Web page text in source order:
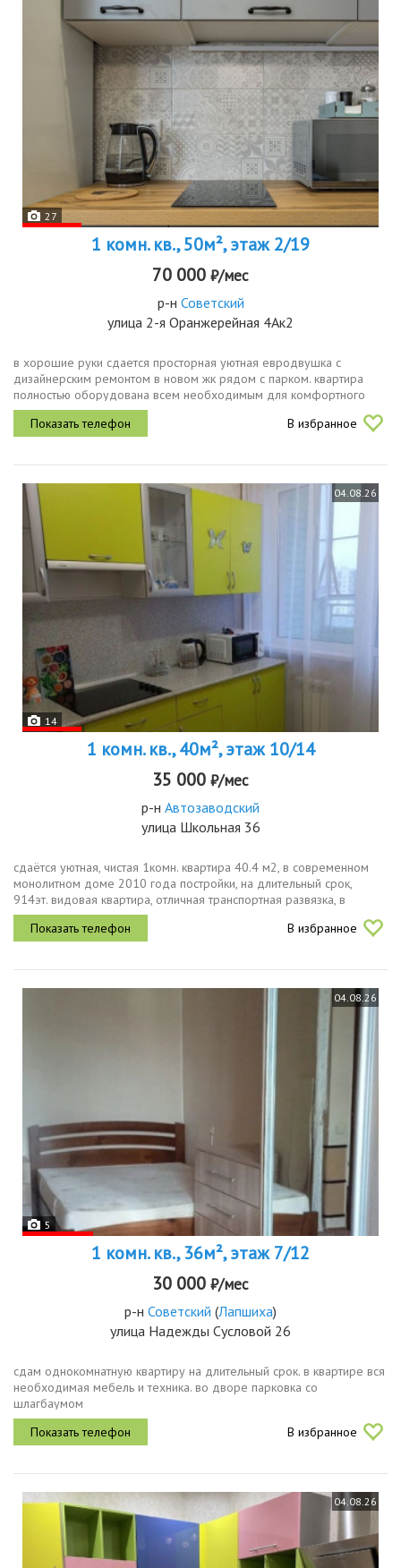
27
1 комн. кв., 50м², этаж 2/19
70 000 ₽/мес
р-н Советский
улица 2-я Оранжерейная 4Ак2
в хорошие руки сдается просторная уютная евродвушка с
дизайнерским ремонтом в новом жк рядом с парком. квартира
полностью оборудована всем необходимым для комфортного
проживания.
В избранное
04.08.26
14
1 комн. кв., 40м², этаж 10/14
35 000 ₽/мес
р-н Автозаводский
улица Школьная 36
сдаётся уютная, чистая 1комн. квартира 40.4 м2, в современном
монолитном доме 2010 года постройки, на длительный срок,
914эт. видовая квартира, отличная транспортная развязка, в
шаговой доступности рынок 2соцгород, мнперекресток, вкусно и
точка,...
В избранное
04.08.26
5
1 комн. кв., 36м², этаж 7/12
30 000 ₽/мес
р-н Советский (Лапшиха)
улица Надежды Сусловой 26
сдам однокомнатную квартиру на длительный срок. в квартире вся
необходимая мебель и техника. во дворе парковка со
шлагбаумом
В избранное
04.08.26